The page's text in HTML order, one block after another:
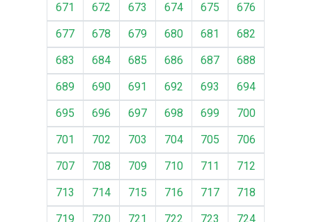
671
672 673 674 675
676
677
678 679 680 681
682
683
684 685 686 687
688
689
690 691 692 693
694
695
696 697 698 699
700
701
702 703 704 705
706
707
708 709 710 711
712
713
714 715 716 717
718
719
720 721 722 723 724